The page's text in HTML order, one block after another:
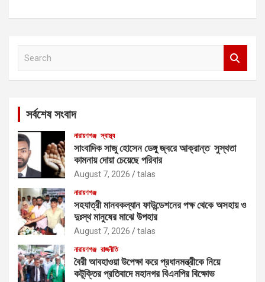
সর্বশেষ সংবাদ
নারায়ণগঞ্জ স্বাস্থ্য
সাংবাদিক সাজু হোসেন ডেঙ্গু জ্বরে আক্রান্ত সুস্থতা
কামনায় দোয়া চেয়েছে পরিবার
August 7, 2026 talas
নারায়ণগঞ্জ
সহযাত্রী মানবকল্যান ফাউন্ডেশনের পক্ষ থেকে অসহায় ও
দুঃস্থ মানুষের মাঝে উপহার
August 7, 2026 talas
নারায়ণগঞ্জ রাজনীতি
বৈরী আবহাওয়া উপেক্ষা করে প্রধানমন্ত্রীকে নিয়ে
কটূক্তির প্রতিবাদে মহানগর বিএনপির বিক্ষোভ